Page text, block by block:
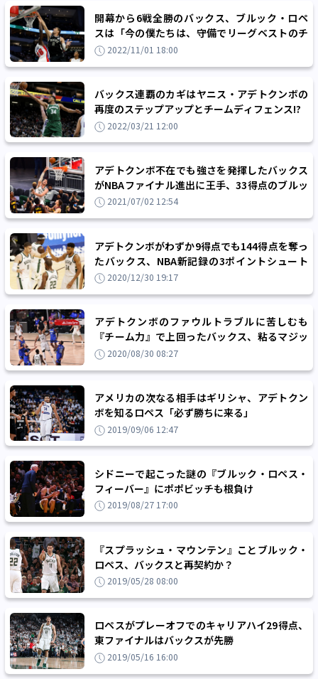
開幕から6戦全勝のバックス、ブルック・ロペ
スは「今の僕たちは、守備でリーグベストのチ
ームだ」と堅守に自信
2022/11/01 18:00
バックス連覇のカギはヤニス・アデトクンボの
再度のステップアップとチームディフェンス!?
2022/03/21 12:00
アデトクンボ不在でも強さを発揮したバックス
がNBAファイナル進出に王手、33得点のブルッ
ク・ロペス「48分貫くことができた」
2021/07/02 12:54
アデトクンボがわずか9得点でも144得点を奪っ
たバックス、NBA新記録の3ポイントシュート
29本成功でヒートを圧倒
2020/12/30 19:17
アデトクンボのファウルトラブルに苦しむも
『チーム力』で上回ったバックス、粘るマジッ
クを振り切る
2020/08/30 08:27
アメリカの次なる相手はギリシャ、アデトクン
ボを知るロペス「必ず勝ちに来る」
2019/09/06 12:47
シドニーで起こった謎の『ブルック・ロペス・
フィーバー』にポポビッチも根負け
2019/08/27 17:00
『スプラッシュ・マウンテン』ことブルック・
ロペス、バックスと再契約か？
2019/05/28 08:00
ロペスがプレーオフでのキャリアハイ29得点、
東ファイナルはバックスが先勝
2019/05/16 16:00